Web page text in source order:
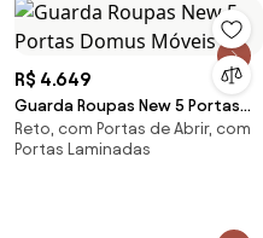
R$ 4.649
Guarda Roupas New 5 Portas
Domus Móveis -
Reto, com Portas de Abrir, com
Portas Laminadas